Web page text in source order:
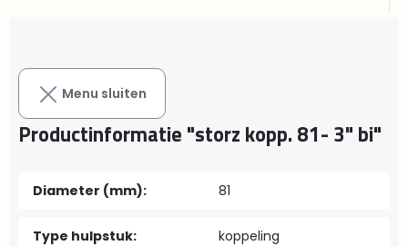
Menu sluiten
Productinformatie "storz kopp. 81- 3" bi"
Diameter (mm): 81
Type hulpstuk: koppeling